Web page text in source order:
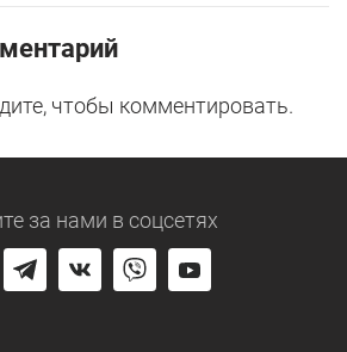
чтобы комментировать.
за нами в соцсетях